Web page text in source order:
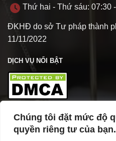
Chúng tôi đặt mức độ
quyền riêng tư của bạn.
Thứ hai - Thứ sáu: 07:30
ĐKHĐ do sở Tư pháp thành
11/11/2022
DỊCH VỤ NỔI BẬT
TÌM HIỂU VỀ VPL